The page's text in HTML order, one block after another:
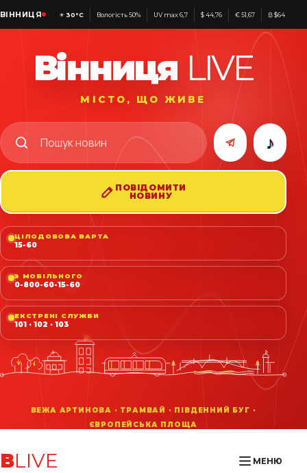
ВІННИЦЯ ☀ 30°C Вологість 50% UV max 6,7 $ 44,76 € 51,67 ₿ $64 980
Вінниця LIVE
МІСТО, ЩО ЖИВЕ
♪
ПОВІДОМИТИ
НОВИНУ
ЦІЛОДОБОВА ВАРТА
15-60
З МОБІЛЬНОГО
0-800-60-15-60
ЕКСТРЕНІ СЛУЖБИ
101 · 102 · 103
ВLIVE МЕНЮ